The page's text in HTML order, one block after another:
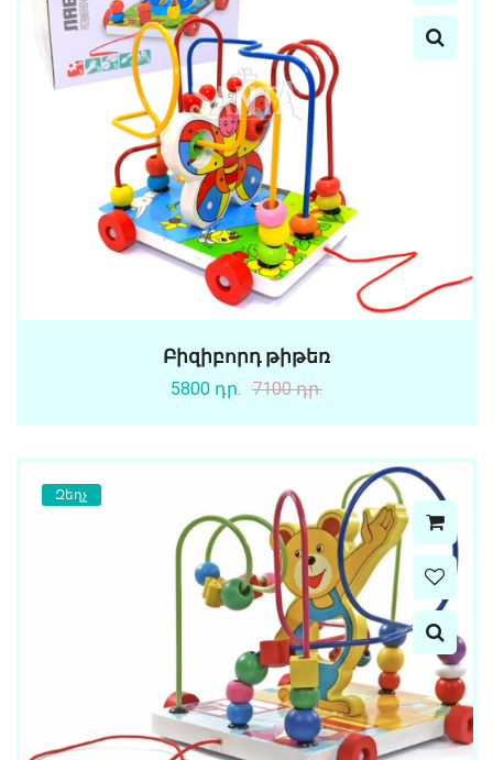
Բիզիբորդ թիթեռ
5800 դր. 7100 դր.
Զեղչ